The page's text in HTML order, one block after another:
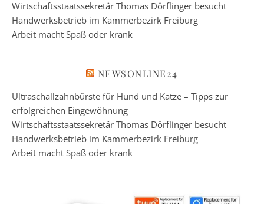
Wirtschaftsstaatssekretär Thomas Dörflinger besucht
Handwerksbetrieb im Kammerbezirk Freiburg
Arbeit macht Spaß oder krank
NEWSONLINE24
Ultraschallzahnbürste für Hund und Katze – Tipps zur
erfolgreichen Eingewöhnung
Wirtschaftsstaatssekretär Thomas Dörflinger besucht
Handwerksbetrieb im Kammerbezirk Freiburg
Arbeit macht Spaß oder krank